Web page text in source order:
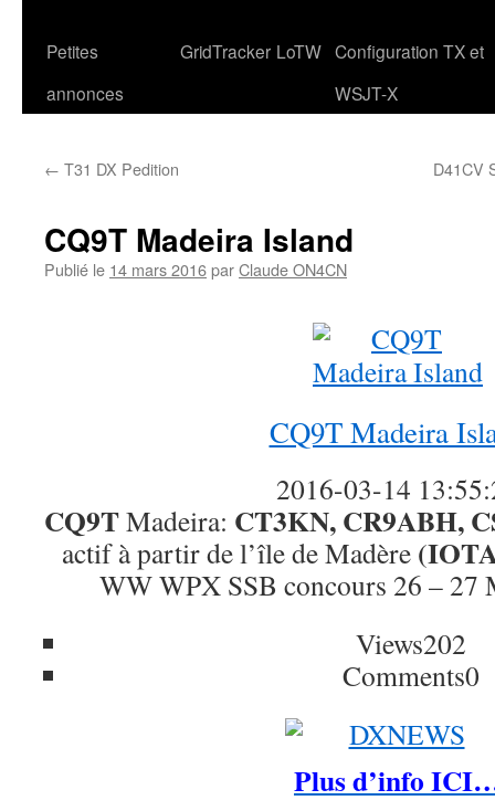
Petites
annonces
GridTracker LoTW Configuration TX et
WSJT-X
← T31 DX Pedition D41CV
CQ9T Madeira Island
Publié le 14 mars 2016parClaude ON4CN
CQ9T Madeira
2016-03-14
CQ9TMadeira: CT3KN, CR9ABH,
actif à partir de l’île de Madère
WW WPX SSB concours 26 – 27
Views202
Comments0
Plus d’info